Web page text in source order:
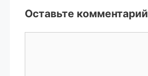
Оставьте комментарий